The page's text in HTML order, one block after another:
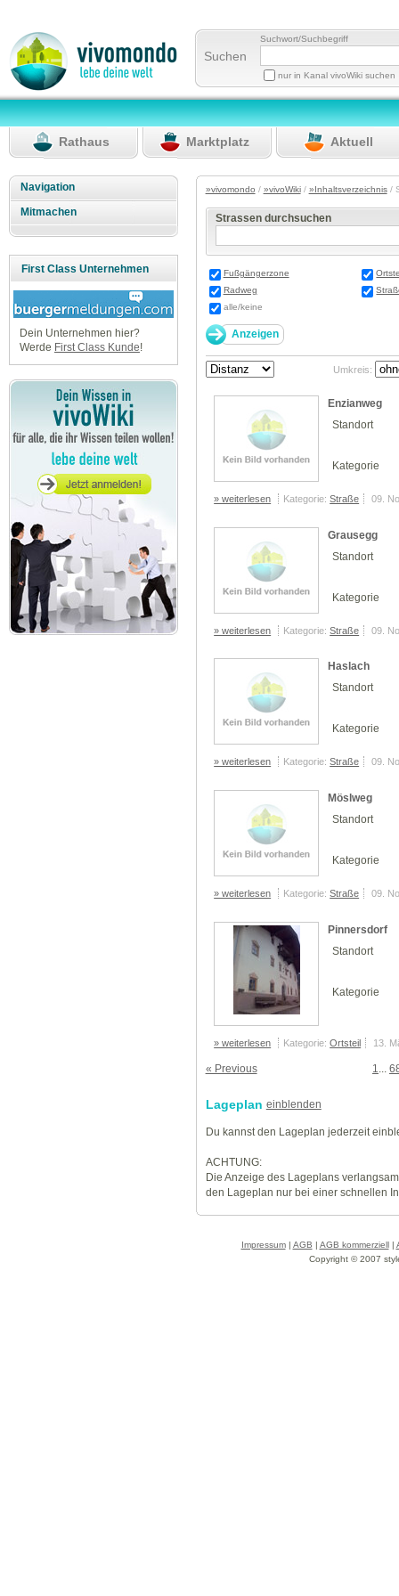
Suchen
Suchwort/Suchbegriff
nur in Kanal vivoWiki suchen
Rathaus Marktplatz Aktuell
Navigation
Mitmachen
First Class Unternehmen
Dein Unternehmen hier?
Werde First Class Kunde!
»vivomondo / »vivoWiki/ »Inhaltsverzeichnis/
Strassen durchsuchen
Fußgängerzone
Radweg
alle/keine
Umkreis:
Enzianweg
Standort
Kategorie
» weiterlesen Kategorie:Straße 09.
Grausegg
Standort
Kategorie
» weiterlesen Kategorie:Straße 09.
Haslach
Standort
Kategorie
» weiterlesen Kategorie:Straße 09.
Möslweg
Standort
Kategorie
» weiterlesen Kategorie:Straße 09.
Pinnersdorf
Standort
Kategorie
» weiterlesen Kategorie:Ortsteil 13.
« Previous 1...
Lageplan einblenden
Du kannst den Lageplan jederzeit
ACHTUNG:
Die Anzeige des Lageplans
den Lageplan nur bei einer schnellen
Impressum| AGB | AGB kommerziell|
Copyright © 2007